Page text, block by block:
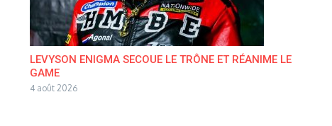
LEVYSON ENIGMA SECOUE LE TRÔNE ET RÉANIME LE
GAME
4 août 2026